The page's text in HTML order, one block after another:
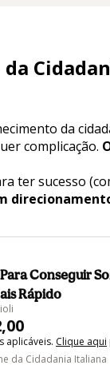
da
da
complicação.
ter sucesso
Conseguir
Rápido
aplicáveis. Clique aqui
da Cidadania Italiana